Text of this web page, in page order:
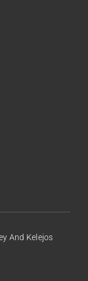
And Kelejos